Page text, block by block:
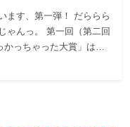
ます、第一弾！ だららら
ゃんっ。 第一回（第二回
かっちゃった大賞」は…